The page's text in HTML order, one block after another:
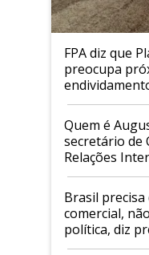
FPA diz que
preocupa
Quem é
secretário de
Relações
Mapa
Brasil precisa
comercial,
política, diz
Faesp